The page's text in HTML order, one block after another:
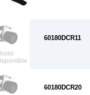
60180DCR11
60180DCR20